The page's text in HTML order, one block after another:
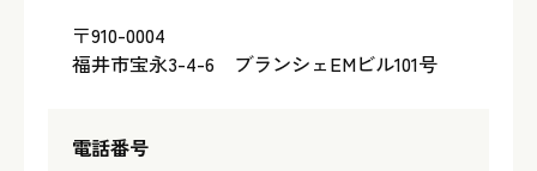
〒910-0004
福井市宝永3-4-6 ブランシェEMビル101号
電話番号